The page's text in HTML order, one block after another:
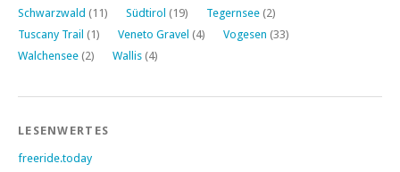
Schwarzwald (11) Südtirol (19) Tegernsee (2)
Tuscany Trail (1) Veneto Gravel (4) Vogesen (33)
Walchensee (2) Wallis (4)
LESENWERTES
freeride.today